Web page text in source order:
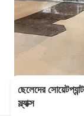
ছেলেদের
স্ল্যাক্স